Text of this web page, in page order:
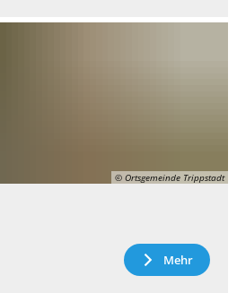
© Ortsgemeinde Trippstadt
Mehr